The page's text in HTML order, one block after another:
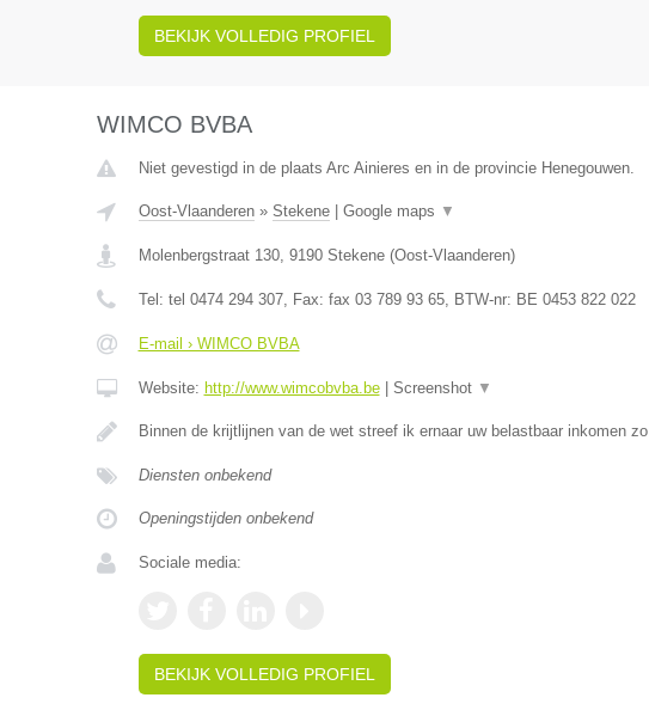
BEKIJK VOLLEDIG PROFIEL
WIMCO BVBA
Niet gevestigd in de plaats Arc Ainieres en in de provincie Henegouwen.
Oost-Vlaanderen» Stekene| Google maps ▼
Molenbergstraat 130, 9190 Stekene(Oost-Vlaanderen)
Tel: tel 0474 294 307, Fax: fax 03 789 93 65, BTW-nr: BE 0453 822 022
E-mail › WIMCO BVBA
Website: http://www.wimcobvba.be| Screenshot ▼
Binnen de krijtlijnen van de wet streef ik ernaar uw belastbaar inkomen zo
Diensten onbekend
Openingstijden onbekend
Sociale media:
BEKIJK VOLLEDIG PROFIEL